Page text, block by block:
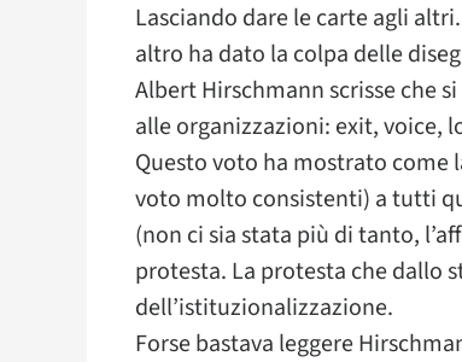
Lasciando dare le carte agli
altro ha dato la colpa delle
Albert Hirschmann scrisse che
alle organizzazioni: exit, voice,
Questo voto ha mostrato come
voto molto consistenti) a tutti
(non ci sia stata più di tanto,
protesta. La protesta che dallo
dell’istituzionalizzazione.
Forse bastava leggere